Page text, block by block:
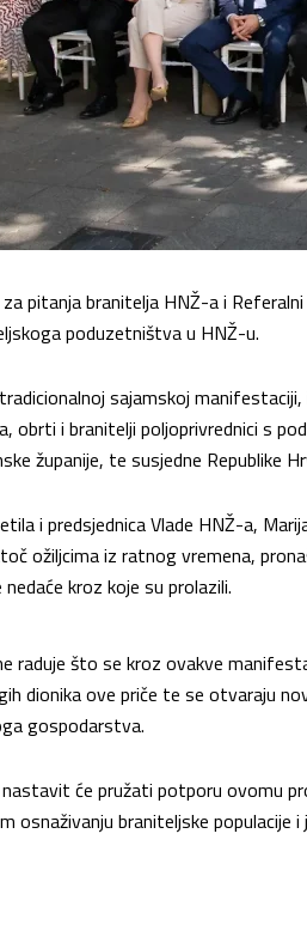
pitanja branitelja HNŽ-a i
poduzetništva u HNŽ-u.
sajamskoj
obrti i branitelji poljoprivrednici s
županije, te susjedne Republike
i predsjednica Vlade HNŽ-a,
ožiljcima iz ratnog vremena,
kroz koje su prolazili.
raduje što se kroz ovakve
dionika ove priče te se otvaraju
gospodarstva.
će pružati potporu ovomu
osnaživanju braniteljske populacije